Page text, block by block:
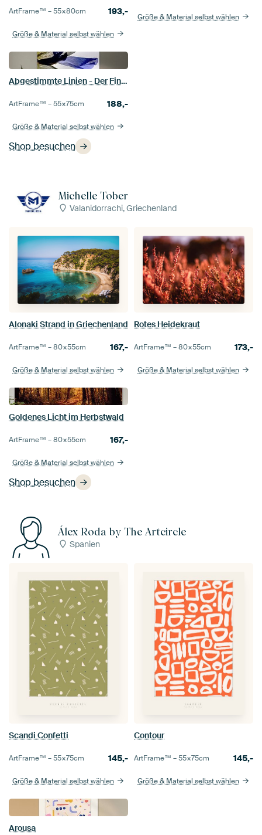
Shop besuchen
ArtFrame™ –55×80cm 193,-
Größe & Material selbst wählen
Größe & Material selbst wählen
Abgestimmte Linien - Der Fingerabdruck der Blätter
ArtFrame™ –55×75cm 188,-
Größe & Material selbst wählen
Michelle Tober
Valanidorrachi, Griechenland
Shop besuchen
Alonaki Strand in Griechenland
ArtFrame™ –80×55cm 167,-
Größe & Material selbst wählen
Rotes Heidekraut
ArtFrame™ –80×55cm 173,-
Größe & Material selbst wählen
Goldenes Licht im Herbstwald
ArtFrame™ –80×55cm 167,-
Größe & Material selbst wählen
Álex Roda by The Artcircle
Spanien
Scandi Confetti
ArtFrame™ –55×75cm 145,-
Größe & Material selbst wählen
Contour
ArtFrame™ –55×75cm 145,-
Größe & Material selbst wählen
Arousa